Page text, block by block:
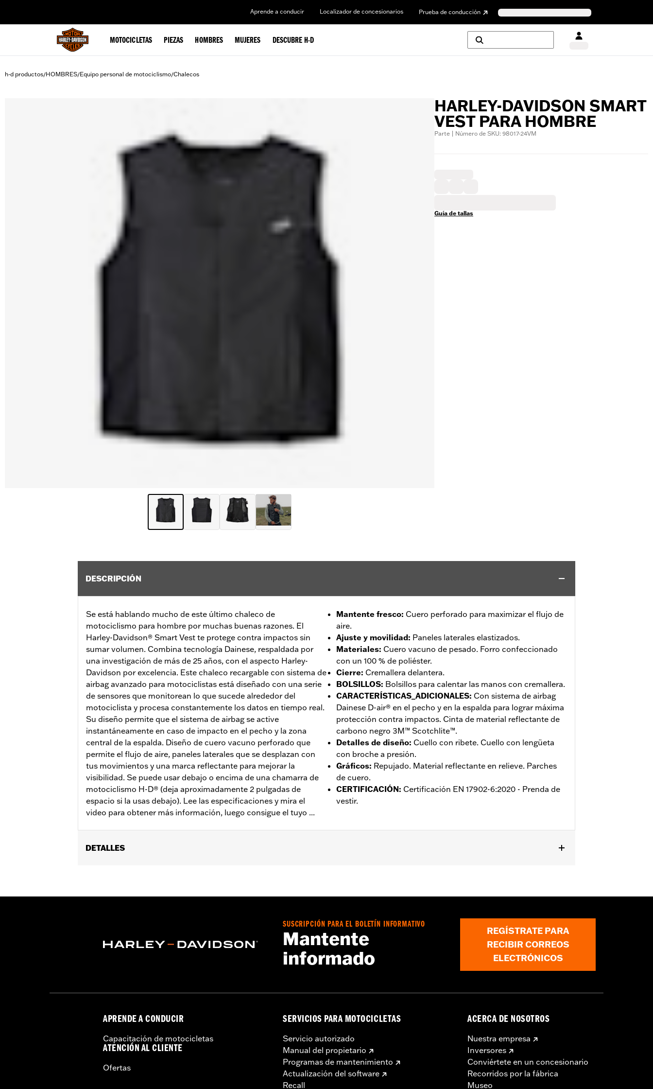
Aprende a conducir Localizador de concesionarios Prueba de conducción
MOTOCICLETAS PIEZAS HOMBRES MUJERES DESCUBRE H-D
h-d productos/HOMBRES/Equipo personal de motociclismo/Chalecos
HARLEY-DAVIDSON SMART
VEST PARA HOMBRE
Parte | Número de SKU: 98017-24VM
Guía de tallas
DESCRIPCIÓN
Se está hablando mucho de este último chaleco de
motociclismo para hombre por muchas buenas razones. El
Harley-Davidson® Smart Vest te protege contra impactos sin
sumar volumen. Combina tecnología Dainese, respaldada por
una investigación de más de 25 años, con el aspecto Harley-
Davidson por excelencia. Este chaleco recargable con sistema de
airbag avanzado para motociclistas está diseñado con una serie
de sensores que monitorean lo que sucede alrededor del
motociclista y procesa constantemente los datos en tiempo real.
Su diseño permite que el sistema de airbag se active
instantáneamente en caso de impacto en el pecho y la zona
central de la espalda. Diseño de cuero vacuno perforado que
permite el flujo de aire, paneles laterales que se desplazan con
tus movimientos y una marca reflectante para mejorar la
visibilidad. Se puede usar debajo o encima de una chamarra de
motociclismo H-D® (deja aproximadamente 2 pulgadas de
espacio si la usas debajo). Lee las especificaciones y mira el
video para obtener más información, luego consigue el tuyo ...
Mantente fresco: Cuero perforado para maximizar el flujo de
aire.
Ajuste y movilidad: Paneles laterales elastizados.
Materiales: Cuero vacuno de pesado. Forro confeccionado
con un 100 % de poliéster.
Cierre: Cremallera delantera.
BOLSILLOS: Bolsillos para calentar las manos con cremallera.
CARACTERÍSTICAS_ADICIONALES: Con sistema de airbag
Dainese D-air® en el pecho y en la espalda para lograr máxima
protección contra impactos. Cinta de material reflectante de
carbono negro 3M™ Scotchlite™.
Detalles de diseño: Cuello con ribete. Cuello con lengüeta
con broche a presión.
Gráficos: Repujado. Material reflectante en relieve. Parches
de cuero.
CERTIFICACIÓN: Certificación EN 17902-6:2020 - Prenda de
vestir.
DETALLES
GARANTÍA:3 años de garantía limitada – Consultawww.h-d.com/warrantypara obtener más información
SUSCRIPCIÓN PARA EL BOLETÍN INFORMATIVO
Mantente
informado
REGÍSTRATE PARA
RECIBIR CORREOS
ELECTRÓNICOS
APRENDE A CONDUCIR
Capacitación de motocicletas
ATENCIÓN AL CLIENTE
Ofertas
SERVICIOS PARA MOTOCICLETAS
Servicio autorizado
Manual del propietario
Programas de mantenimiento
Actualización del software
Recall
ACERCA DE NOSOTROS
Nuestra empresa
Inversores
Conviértete en un concesionario
Recorridos por la fábrica
Museo